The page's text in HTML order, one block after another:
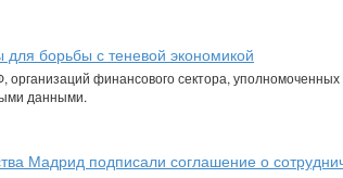
борьбы с теневой экономикой
финансового сектора, уполномоченных
данными.
Мадрид подписали соглашение о